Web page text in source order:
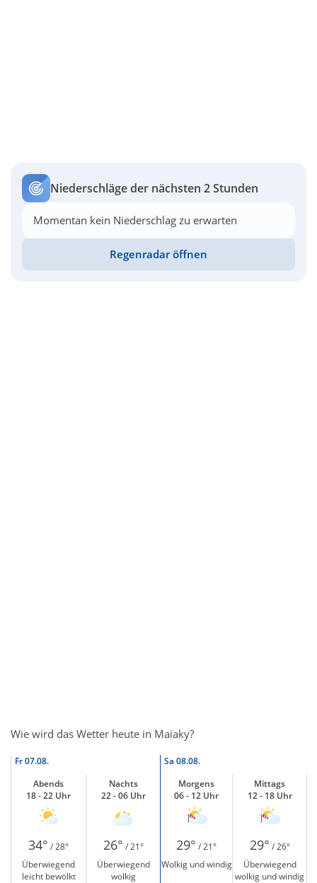
Niederschläge der nächsten 2 Stunden
Momentan kein Niederschlag zu erwarten
Regenradar öffnen
Wie wird das Wetter heute in Maiaky?
Fr07.08. Sa 08.08.
Abends
18 - 22 Uhr
Nachts
22 - 06 Uhr
Morgens
06 - 12 Uhr
Mittags
12 - 18 Uhr
34° / 28° 26° / 21° 29° / 21° 29° / 26°
Überwiegend
leicht bewölkt
Überwiegend
wolkig
Wolkig und windig
Überwiegend
wolkig und windig